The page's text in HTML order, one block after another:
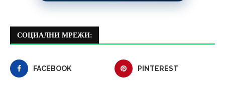
СОЦИАЛНИ МРЕЖИ:
FACEBOOK PINTEREST